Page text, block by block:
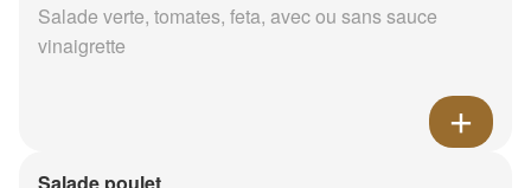
Salade verte, tomates, feta, avec ou sans sauce
vinaigrette
Salade poulet